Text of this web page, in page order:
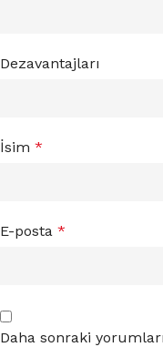
Dezavantajları
İsim *
E-posta *
Daha sonraki